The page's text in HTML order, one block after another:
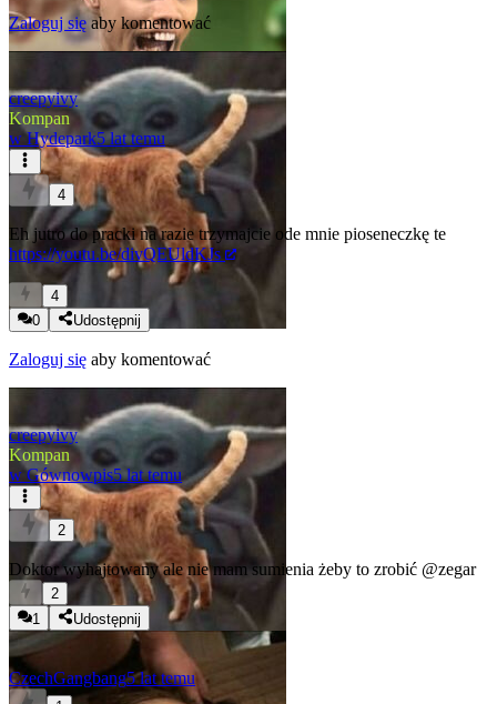
Zaloguj się aby komentować
creepyivy
Kompan
w Hydepark5 lat temu
4
Eh jutro do pracki na razie trzymajcie ode mnie pioseneczkę te
https://youtu.be/divQEUldKJs
4
0
Udostępnij
Zaloguj się aby komentować
creepyivy
Kompan
w Gównowpis5 lat temu
2
Doktor wyhajtowany ale nie mam sumienia żeby to zrobić @zegar
2
1
Udostępnij
CzechGangbang5 lat temu